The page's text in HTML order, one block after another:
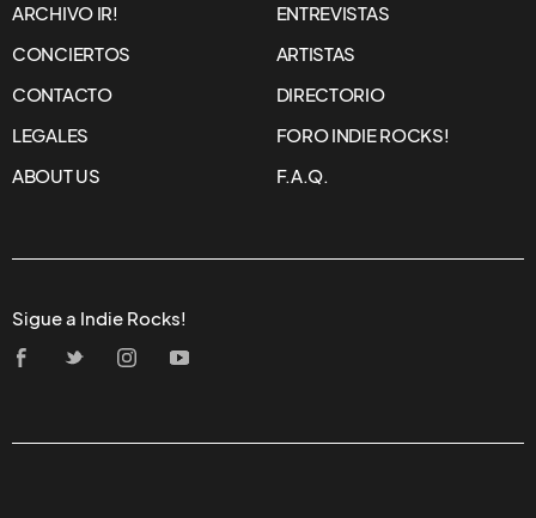
ARCHIVO IR!
ENTREVISTAS
CONCIERTOS
ARTISTAS
CONTACTO
DIRECTORIO
LEGALES
FORO INDIE ROCKS!
ABOUT US
F.A.Q.
Sigue a Indie Rocks!